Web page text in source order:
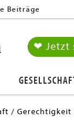
Beiträge
❤ Jetzt
Gerechtigkeit